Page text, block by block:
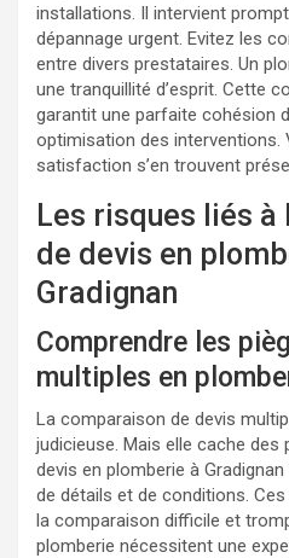
installations. Il intervient
dépannage urgent. Evitez les
entre divers prestataires. Un
une tranquillité d’esprit. Cette
garantit une parfaite cohésion
optimisation des interventions.
satisfaction s’en trouvent
Les risques liés à
de devis en
Gradignan
Comprendre les
multiples en
La comparaison de devis
judicieuse. Mais elle cache des
devis en plomberie à
de détails et de conditions.
la comparaison difficile et
plomberie nécessitent une